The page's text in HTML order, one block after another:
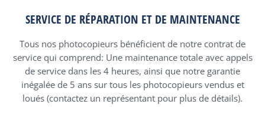
SERVICE DE RÉPARATION ET DE MAINTENANCE
Tous nos photocopieurs bénéficient de notre contrat de
service qui comprend: Une maintenance totale avec appels
de service dans les 4 heures, ainsi que notre garantie
inégalée de 5 ans sur tous les photocopieurs vendus et
loués (contactez un représentant pour plus de détails).